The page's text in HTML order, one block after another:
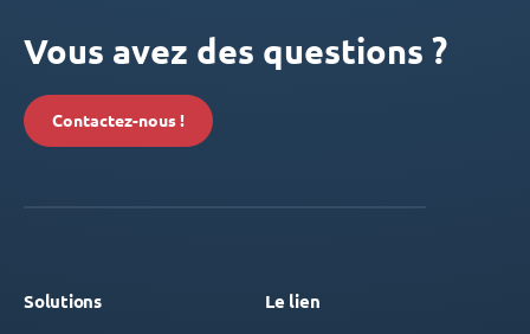
Vous avez des questions ?
Contactez-nous !
Solutions Le lien